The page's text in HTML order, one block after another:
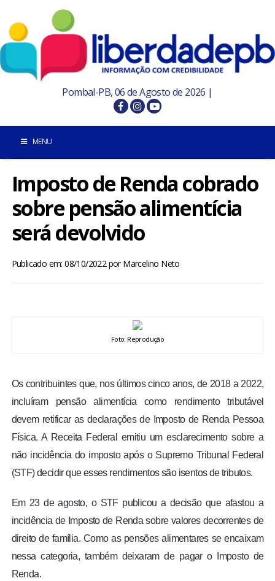
Pombal-PB, 06 de Agosto de 2026 |
MENU
POMBAL E REGIÃO
BRASIL
ENTRETENIMENTO
ENQUETE
TV LPB
COLUNISTAS
Imposto de Renda cobrado
sobre pensão alimentícia
será devolvido
Publicado em: 08/10/2022porMarcelino Neto
Foto: Reprodução
Os contribuintes que, nos últimos cinco anos, de 2018 a 2022,
incluíram pensão alimentícia como rendimento tributável
devem retificar as declarações de Imposto de Renda Pessoa
Física. A Receita Federal emitiu um esclarecimento sobre a
não incidência do imposto após o Supremo Tribunal Federal
(STF) decidir que esses rendimentos são isentos de tributos.
Em 23 de agosto, o STF publicou a decisão que afastou a
incidência de Imposto de Renda sobre valores decorrentes de
direito de família. Como as pensões alimentares se encaixam
nessa categoria, também deixaram de pagar o Imposto de
Renda.